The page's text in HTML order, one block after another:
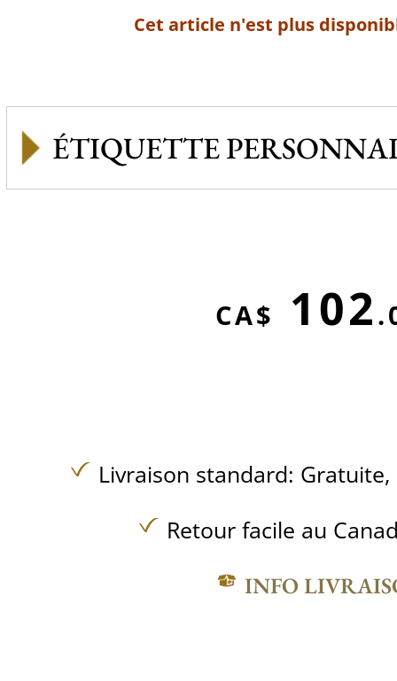
Cet article n'est plus
ÉTIQUETTE
CA$ 102
Livraison standard: Gratuite,
Retour facile au
INFO